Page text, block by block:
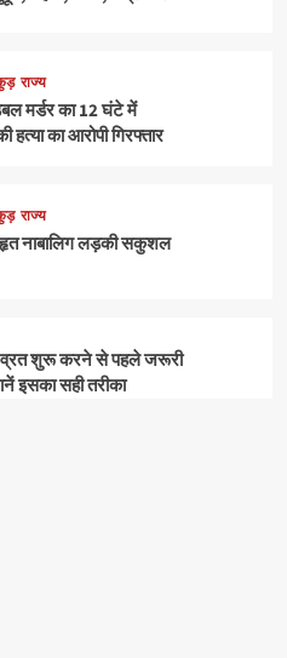
राज्य
मर्डर का 12 घंटे में
हत्या का आरोपी गिरफ्तार
राज्य
नाबालिग लड़की सकुशल
शुरू करने से पहले जरूरी
इसका सही तरीका